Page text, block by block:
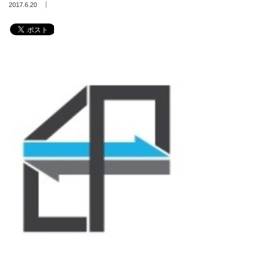
2017.6.20